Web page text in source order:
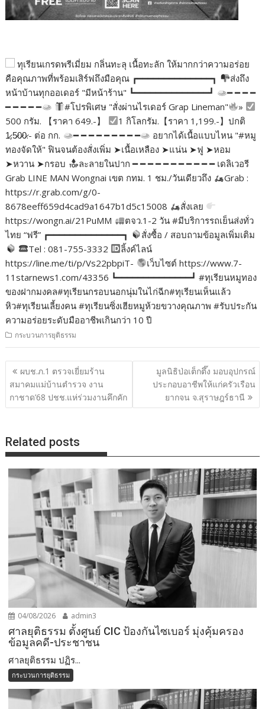
ทุเรียนเกรดพรีเมี่ยม กลิ่นทะลุ เนื้อทะลัก ให้มากกว่าความอร่อย
คือคุณภาพที่พร้อมเสิร์ฟถึงมือคุณ ┏━━━━━━━━━━━━━━┓
ส่งถึง
หน้าบ้านทุกออเดอร์ "มีหน้าร้าน" ┗━━━━━━━━━━━━━━┛
━ ━ ━ ━
━ ━ ━ ━ ━
#โปรพิเศษ "สั่งผ่านไรเดอร์ Grap Lineman"
»
500 กรัม. 【ราคา 649.-】
1 กิโลกรัม.【ราคา 1,199.-】ปกติ
1̷,5̷0̷0̷.- ต่อ กก.
━ ━ ━ ━ ━ ━ ━ ━ ━
อยากได้เนื้อแบบไหน "#หมู
ทองจัดให้" ฟินจนต้องสั่งเพิ่ม ➤เนื้อเหลือง ➤แน่น ➤ฟู ➤หอม
➤หวาน ➤กรอบ
ละลายในปาก ━ ━ ━ ━ ━ ━ ━ ━ ━ ━ ━ เดลิเวอรี
Grab LINE MAN Wongnai เขต กทม. 1 ชม./วันเดียวถึง
Grab :
https://r.grab.com/g/0-
8678eeff659d4cad9a1647b1d5c15008
สั่งเลย
https://wongn.ai/21PuMM
ตจว.1-2 วัน #มีบริการรถเย็นส่งทั่ว
ไทย “ฟรี” ┏━━━━━━━━━━━━━━┓
สั่งซื้อ / สอบถามข้อมูลเพิ่มเติม
Tel : 081-755-3332
ลิ้งค์ไลน์
https://line.me/ti/p/Vs22pbpiT-
เว็บไซต์ https://www.7-
11starnews1.com/43356 ┗━━━━━━━━━━━━━━┛ #ทุเรียนหมูทอง
ของฝากมงคล#ทุเรียนกรอบนอกนุ่มในไก่ฉีก#ทุเรียนเห็นแล้ว
หิว#ทุเรียนเลี้ยงคน #ทุเรียนซิ่งเฮียหมูห้วยขวางคุณภาพ #รับประกัน
ความอร่อยระดับมืออาชีพเกินกว่า 10 ปี
กระบวนการยุติธรรม
แนะแนว
เรื่อง
ผบช.ภ.1 ตรวจเยี่ยมร้าน
สมาคมแม่บ้านตำรวจ งาน
กาชาด’68 ปชช.แห่ร่วมงานคึกคัก
มูลนิธิป่อเต็กตึ๊ง มอบอุปกรณ์
ประกอบอาชีพให้แก่ครัวเรือน
ยากจน จ.สุราษฎร์ธานี
Related posts
04/08/2026 admin3
ศาลยุติธรรม ตั้งศูนย์ CIC ป้องกันไซเบอร์ มุ่งคุ้มครอง
ข้อมูลคดี-ประชาชน
ศาลยุติธรรม ปฏิร...
กระบวนการยุติธรรม